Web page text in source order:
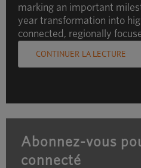
marking an important
year transformation into
connected, regionally
CONTINUER LA LECTURE
Abonnez-vous
connecté